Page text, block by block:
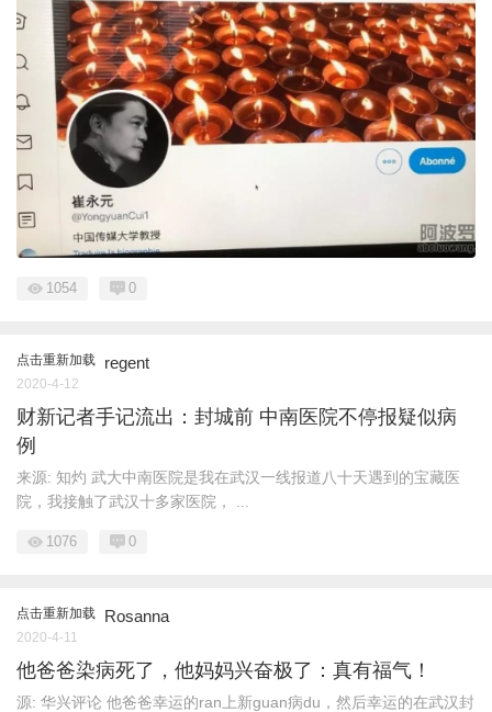
1054 0
点击重新加载 regent
2020-4-12
财新记者手记流出：封城前 中南医院不停报疑似病
例
来源: 知灼 武大中南医院是我在武汉一线报道八十天遇到的宝藏医
院，我接触了武汉十多家医院， ...
1076 0
点击重新加载 Rosanna
2020-4-11
他爸爸染病死了，他妈妈兴奋极了：真有福气！
源: 华兴评论 他爸爸幸运的ran上新guan病du，然后幸运的在武汉封